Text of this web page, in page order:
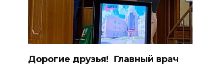
Дорогие друзья! ­ Главный врач